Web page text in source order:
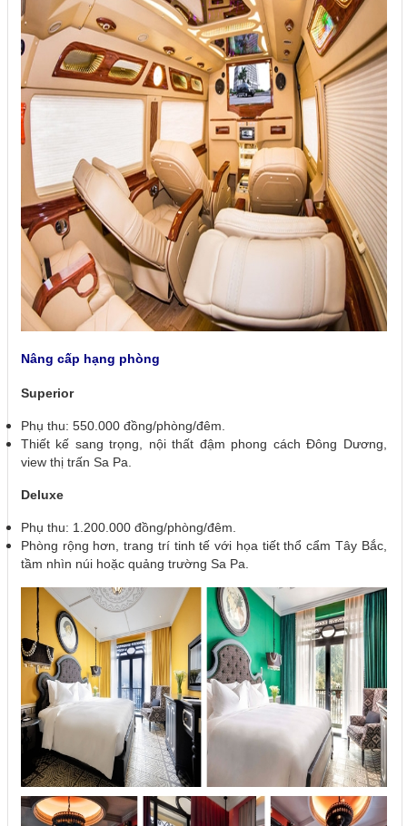
Nâng cấp hạng phòng
Superior
Phụ thu: 550.000 đồng/phòng/đêm.
Thiết kế sang trọng, nội thất đậm phong cách Đông Dương,
view thị trấn Sa Pa.
Deluxe
Phụ thu: 1.200.000 đồng/phòng/đêm.
Phòng rộng hơn, trang trí tinh tế với họa tiết thổ cẩm Tây Bắc,
tầm nhìn núi hoặc quảng trường Sa Pa.